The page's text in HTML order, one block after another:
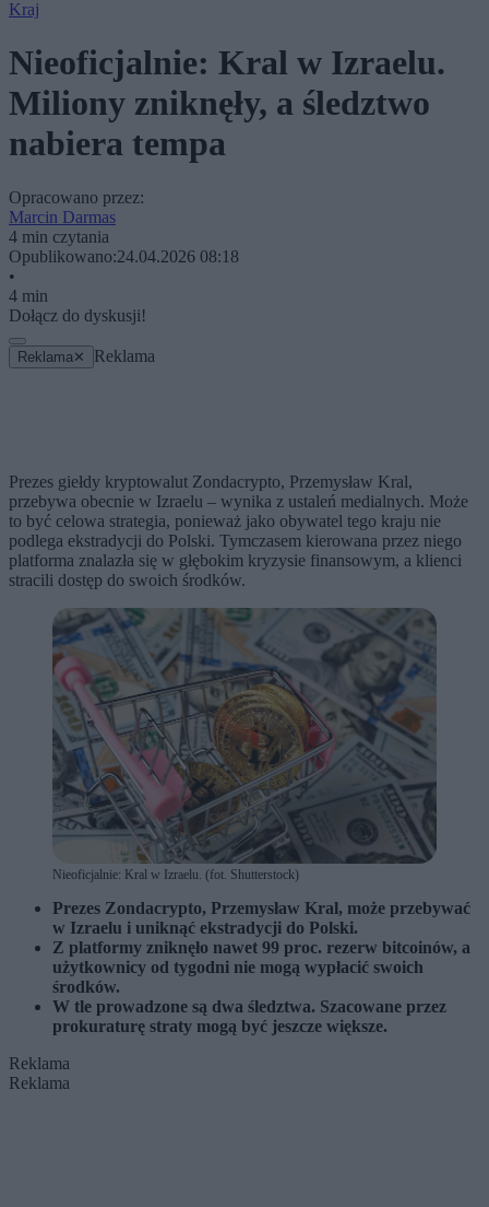
Kraj
Nieoficjalnie: Kral w Izraelu.
Miliony zniknęły, a śledztwo
nabiera tempa
Opracowano przez:
Marcin Darmas
4 min czytania
Opublikowano:24.04.2026 08:18
•
4 min
Dołącz do dyskusji!
Reklama ✕ Reklama
Prezes giełdy kryptowalut Zondacrypto, Przemysław Kral,
przebywa obecnie w Izraelu – wynika z ustaleń medialnych. Może
to być celowa strategia, ponieważ jako obywatel tego kraju nie
podlega ekstradycji do Polski. Tymczasem kierowana przez niego
platforma znalazła się w głębokim kryzysie finansowym, a klienci
stracili dostęp do swoich środków.
Nieoficjalnie: Kral w Izraelu. (fot. Shutterstock)
Prezes Zondacrypto, Przemysław Kral, może przebywać
w Izraelu i uniknąć ekstradycji do Polski.
Z platformy zniknęło nawet 99 proc. rezerw bitcoinów, a
użytkownicy od tygodni nie mogą wypłacić swoich
środków.
W tle prowadzone są dwa śledztwa. Szacowane przez
prokuraturę straty mogą być jeszcze większe.
Reklama
Reklama